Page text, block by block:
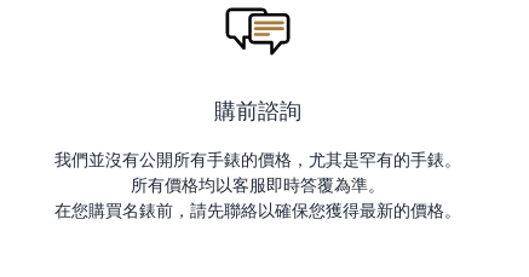
購前諮詢
我們並沒有公開所有手錶的價格，尤其是罕有的手錶。
所有價格均以客服即時答覆為準。
在您購買名錶前，請先聯絡以確保您獲得最新的價格。